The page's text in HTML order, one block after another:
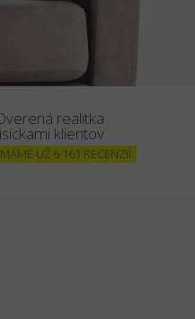
realitka
klientov
MÁME UŽ 6 161 RECENZIÍ